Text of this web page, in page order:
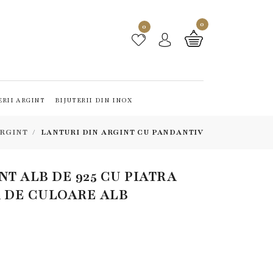
0 0
ARGINT BIJUTERII DIN INOX
LANTURI DIN ARGINT CU PANDANTIV
ALB DE 925 CU PIATRA
CULOARE ALB